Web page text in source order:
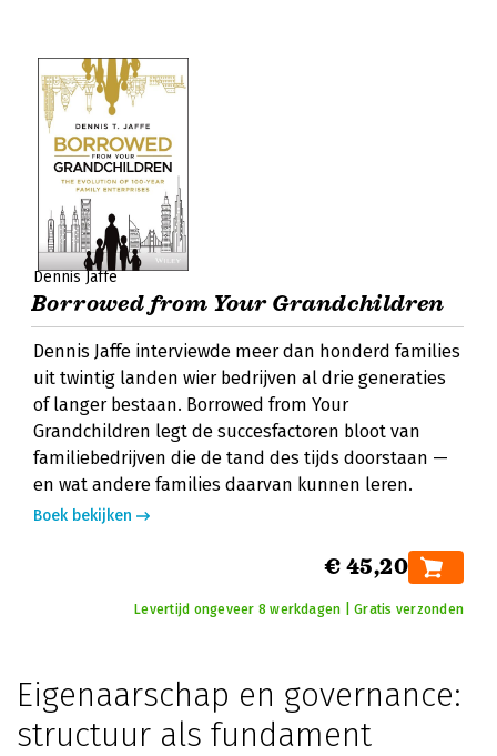
Dennis Jaffe
Borrowed from Your Grandchildren
Dennis Jaffe interviewde meer dan honderd families
uit twintig landen wier bedrijven al drie generaties
of langer bestaan. Borrowed from Your
Grandchildren legt de succesfactoren bloot van
familiebedrijven die de tand des tijds doorstaan —
en wat andere families daarvan kunnen leren.
Boek bekijken
€ 45,20
Levertijd ongeveer 8 werkdagen | Gratis verzonden
Eigenaarschap en governance:
structuur als fundament